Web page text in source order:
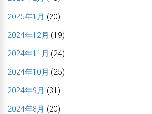
2025年1月 (20)
2024年12月 (19)
2024年11月 (24)
2024年10月 (25)
2024年9月 (31)
2024年8月 (20)